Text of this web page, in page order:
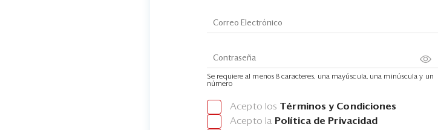
Se requiere al menos 8 caracteres, una mayúscula, una minúscula y un
número
Acepto los Términos y Condiciones
Acepto la Política de Privacidad